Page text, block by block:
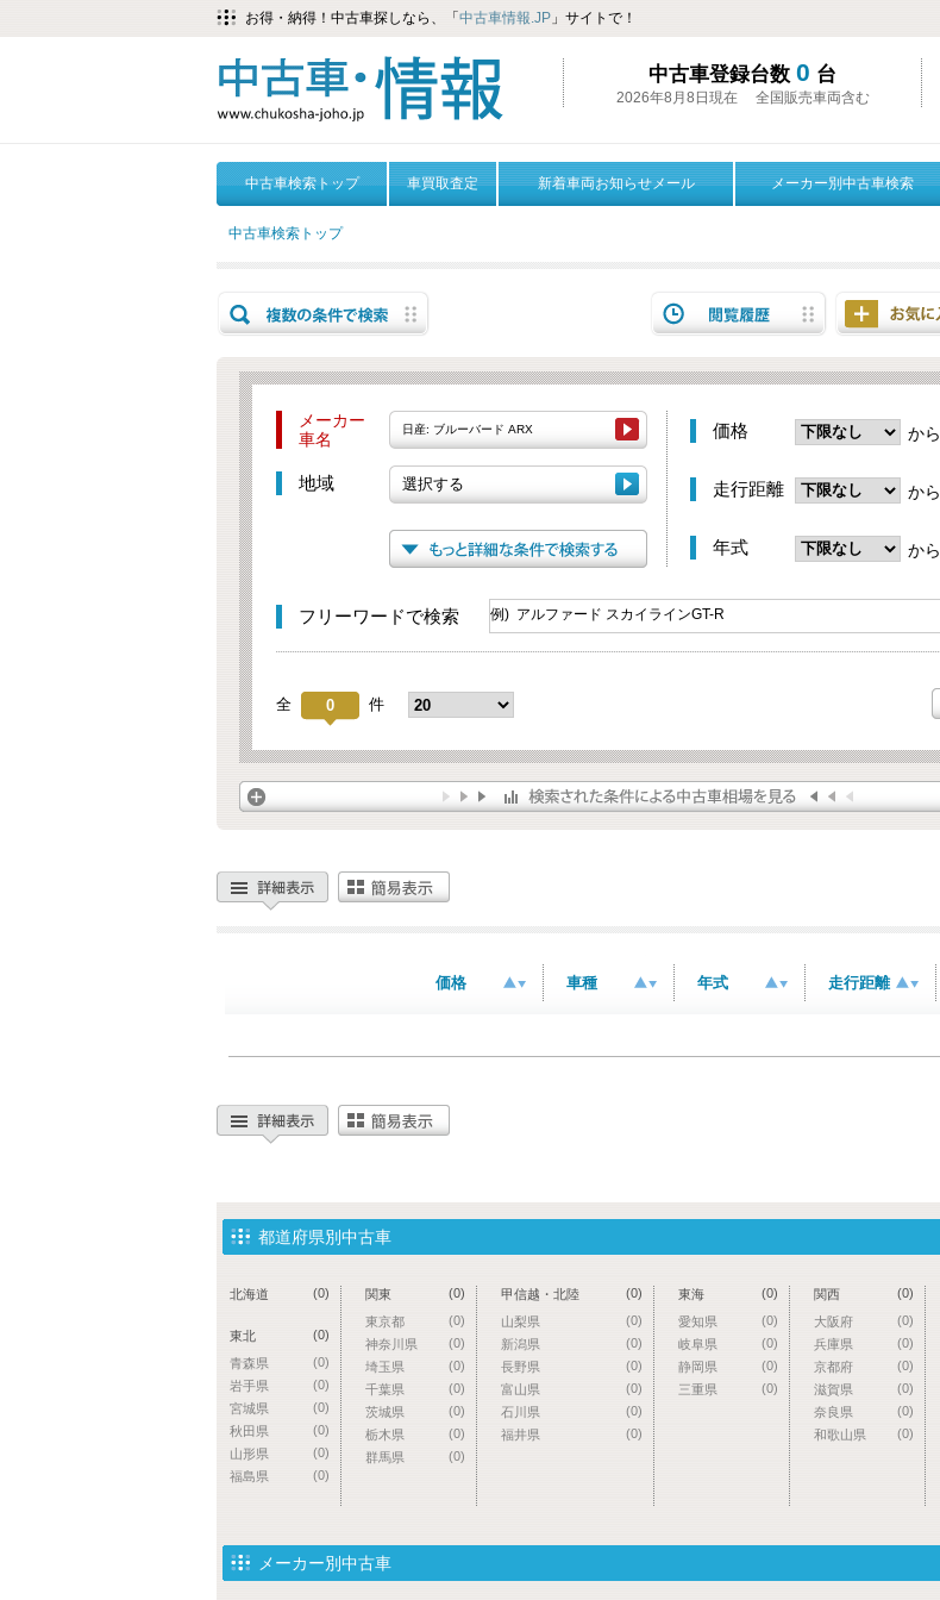
お得・納得！中古車探しなら、「 中古車情報.JP 」サイトで！
中古車登録台数 0 台
2026年8月8日現在 全国販売車両含む
中古車検索トップ 車買取査定 新着車両お知らせメール メーカー別中古車検索
中古車検索トップ
メーカー
車名
日産: ブルーバード ARX
地域 選択する
価格 から
走行距離 から
年式 から
フリーワードで検索
全 0 件
価格 車種 年式 走行距離
都道府県別中古車
(0)
北海道
(0)
東北
(0)
青森県
(0)
岩手県
(0)
宮城県
(0)
秋田県
(0)
山形県
(0)
福島県
(0)
関東
(0)
東京都
(0)
神奈川県
(0)
埼玉県
(0)
千葉県
(0)
茨城県
(0)
栃木県
(0)
群馬県
(0)
甲信越・北陸
(0)
山梨県
(0)
新潟県
(0)
長野県
(0)
富山県
(0)
石川県
(0)
福井県
(0)
東海
(0)
愛知県
(0)
岐阜県
(0)
静岡県
(0)
三重県
(0)
関西
(0)
大阪府
(0)
兵庫県
(0)
京都府
(0)
滋賀県
(0)
奈良県
(0)
和歌山県
メーカー別中古車